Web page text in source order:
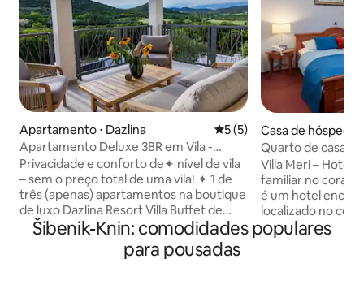
Apartamento ⋅ Dazlina 5 de uma avaliação média
5 (5)
Apartamento Deluxe 3BR em Vila -
Dazlina Resort
Privacidade e conforto de✦ nível de vila
– sem o preço total de uma vila! ✦ 1 de
três (apenas) apartamentos na boutique
de luxo Dazlina Resort Villa Buffet de
café da manhã✦ gratuito incluído
Casa de
Quarto de casal
histórico de Trogir
Villa Meri – Hotel
familiar no coração de
é um hotel
localizado no
Trogir, listada pela
propriedade
Šibenik-Knin: comodidades populares
para pousadas